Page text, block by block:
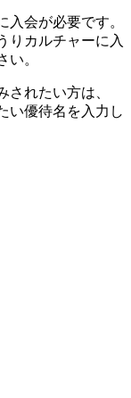
会が必要です。
りカルチャーに入
い。
れたい方は、
い優待名を入力し